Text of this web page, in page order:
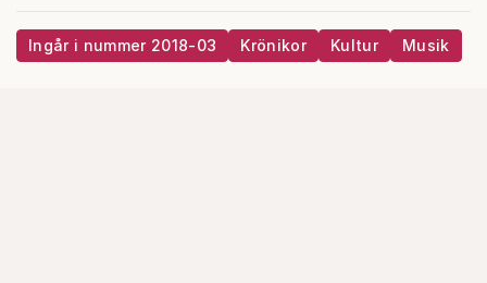
Ingår i nummer 2018-03 Krönikor Kultur Musik